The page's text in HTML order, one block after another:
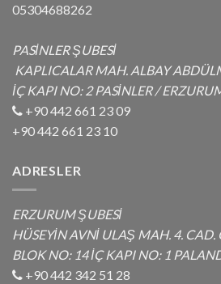
05304688262
PASİNLER ŞUBESİ
KAPLICALAR MAH. ALBAY
İÇ KAPI NO: 2 PASİNLER /
+90 442 661 23 09
+90 442 661 23 10
ADRESLER
ERZURUM ŞUBESİ
HÜSEYİN AVNİ ULAŞ MAH. 4. CAD.
BLOK NO: 14 İÇ KAPI NO: 1
+90 442 342 51 28